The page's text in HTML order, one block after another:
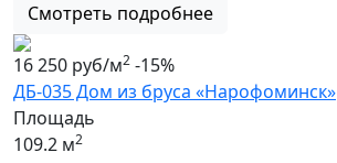
Смотреть подробнее
16 250 руб/м2 -15%
ДБ-035 Дом из бруса «Нарофоминск»
Площадь
109.2 м2